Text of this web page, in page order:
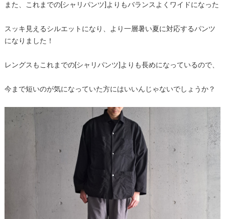
また、これまでの[シャリパンツ]よりもバランスよくワイドになった
スッキ見えるシルエットになり、より一層暑い夏に対応するパンツ
になりました！
レングスもこれまでの[シャリパンツ]よりも長めになっているので、
今まで短いのが気になっていた方にはいいんじゃないでしょうか？